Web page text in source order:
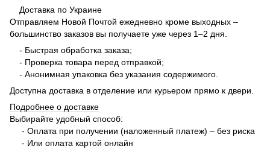
Доставка по Украине
Отправляем Новой Почтой ежедневно кроме выходных –
большинство заказов вы получаете уже через 1–2 дня.
- Быстрая обработка заказа;
- Проверка товара перед отправкой;
- Анонимная упаковка без указания содержимого.
Доступна доставка в отделение или курьером прямо к двери.
Подробнее о доставке
Выбирайте удобный способ:
- Оплата при получении (наложенный платеж) – без риска
- Или оплата картой онлайн